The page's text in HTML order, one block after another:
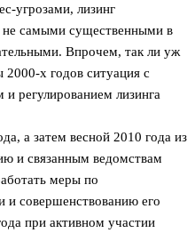
угрозами, лизинг
не самыми существенными в
Впрочем, так ли уж
х годов ситуация с
регулированием лизинга
а затем весной 2010 года из
и связанным ведомствам
меры по
и совершенствованию его
при активном участии